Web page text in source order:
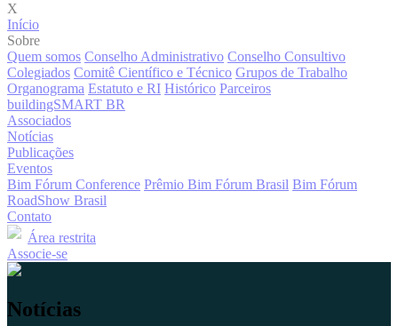
X
Início
Sobre
Quem somos Conselho Administrativo Conselho Consultivo
Colegiados Comitê Científico e Técnico Grupos de Trabalho
Organograma Estatuto e RI Histórico Parceiros
buildingSMART BR
Associados
Notícias
Publicações
Eventos
Bim Fórum Conference Prêmio Bim Fórum Brasil Bim Fórum
RoadShow Brasil
Contato
Área restrita
Associe-se
Notícias